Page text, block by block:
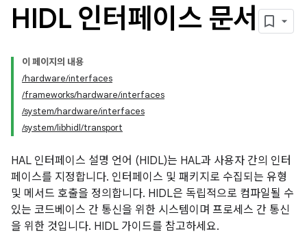
HIDL 인터페이스 문서
이 페이지의 내용
/hardware/interfaces
/frameworks/hardware/interfaces
/system/hardware/interfaces
/system/libhidl/transport
HAL 인터페이스 설명 언어 (HIDL)는 HAL과 사용자 간의 인터
페이스를 지정합니다. 인터페이스 및 패키지로 수집되는 유형
및 메서드 호출을 정의합니다. HIDL은 독립적으로 컴파일될 수
있는 코드베이스 간 통신을 위한 시스템이며 프로세스 간 통신
을 위한 것입니다. HIDL 가이드를 참고하세요.